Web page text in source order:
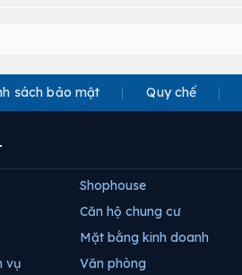
sách bảo mật Quy chế
vụ
Shophouse
Căn hộ chung cư
Mặt bằng kinh doanh
Văn phòng